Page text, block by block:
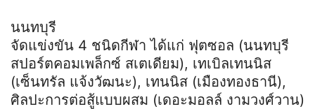
นนทบุรี
จัดแข่งขัน 4 ชนิดกีฬา ได้แก่ ฟุตซอล (นนทบุรี
สปอร์ตคอมเพล็กซ์ สเตเดียม), เทเบิลเทนนิส
(เซ็นทรัล แจ้งวัฒนะ), เทนนิส (เมืองทองธานี),
ศิลปะการต่อสู้แบบผสม (เดอะมอลล์ งามวงศ์วาน)